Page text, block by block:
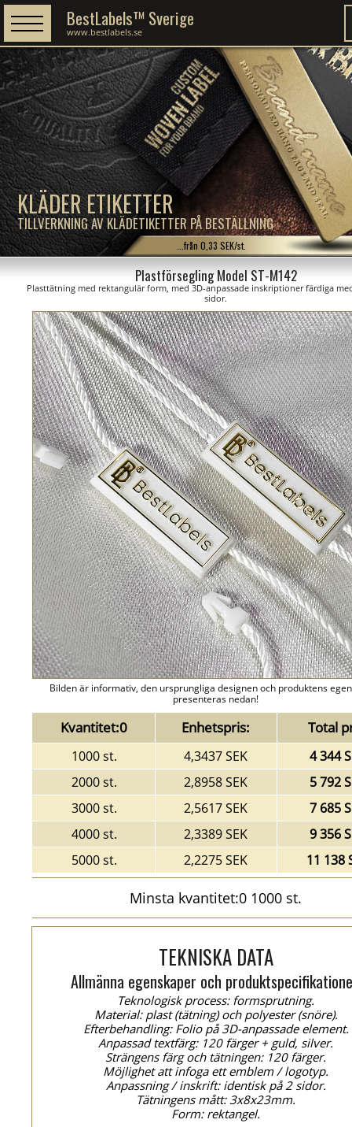
KLÄDER ETIKETTER
TILLVERKNING AV KLÄDETIKETTER PÅ BESTÄLLNING
BestLabels™ Sverige
www.bestlabels.se
...från 0,33 SEK/st.
Plastförsegling Model ST-M142
Plasttätning med rektangulär form, med 3D-anpassade inskriptioner färdiga
sidor.
Bilden är informativ, den ursprungliga designen och produktens
presenteras nedan!
Kvantitet:0 Enhetspris: Total
1000 st. 4,3437 SEK
4 344
2000 st.
2,8958 SEK
5 792
3000 st.
2,5617 SEK
7 685
4000 st.
2,3389 SEK
9 356
5000 st.
2,2275 SEK 11 138
Minsta kvantitet:0 1000 st.
TEKNISKA DATA
Allmänna egenskaper och
Teknologisk process: formsprutning.
Material: plast (tätning) och polyester (snöre).
Efterbehandling: Folio på 3D-anpassade element.
Anpassad textfärg: 120 färger + guld, silver.
Strängens färg och tätningen: 120 färger.
Möjlighet att infoga ett emblem / logotyp.
Anpassning / inskrift: identisk på 2 sidor.
Tätningens mått: 3x8x23mm.
Form: rektangel.